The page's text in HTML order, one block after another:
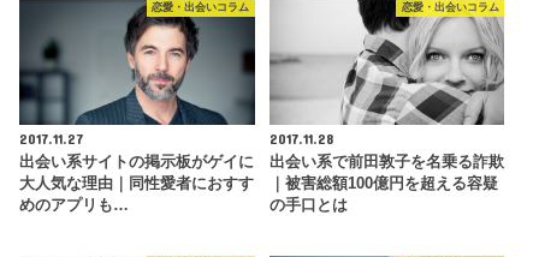
恋愛・出会いコラム
2017.11.27
出会い系サイトの掲示板がゲイに
大人気な理由｜同性愛者におすす
めのアプリも…
恋愛・出会いコラム
2017.11.28
出会い系で前田敦子を名乗る詐欺
｜被害総額100億円を超える容疑
の手口とは